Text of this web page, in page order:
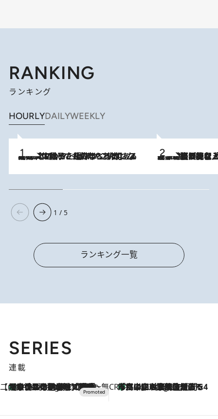
RANKING
ランキング
HOURLYDAILYWEEKLY
2026.8.5
【阿川佐和子さんの年とる力】なぜ70代で始めた趣味は“こんなに楽しい”のか？ ピアノ、俳句…スランプに陥っても続けられる“ある秘訣”とは 2026.8.5
【なぜ吉沢亮は「気配を消せる」のか？】興行収入208億の『国宝』を経て挑むミュージカル『ディア・エヴァン・ハンセン』。トップ俳優が舞台上でさらけ出した“孤独”とは
1 / 5
ランキング一覧
SERIES
連載
【CREA×星野リゾート】唯一無二。癒しと発見が待つ場所へ
2 Hours Ago
【トンボの足水浴】ヒノキの香りに包まれて涼感マックス！約13℃の湧水かけ流しを避暑地「星野温泉 トンボの湯」で体験 CREA'S CHOICE
4 Hours Ago
「立川にも歌舞伎があるんだよ」 片岡仁左衛門・市川中車ら豪華座組みで4年目の立川立飛歌舞伎へ